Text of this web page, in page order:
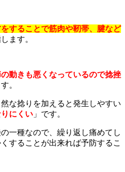
することで筋肉や靭帯、腱など
ます。
動きも悪くなっているので捻挫
。
な捻りを加えると発生しやすい
にくい 」です。
一種なので、繰り返し痛めてし
することが出来れば予防するこ